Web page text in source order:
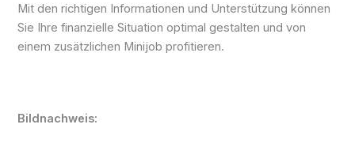
Mit den richtigen Informationen und Unterstützung können
Sie Ihre finanzielle Situation optimal gestalten und von
einem zusätzlichen Minijob profitieren.
Bildnachweis: